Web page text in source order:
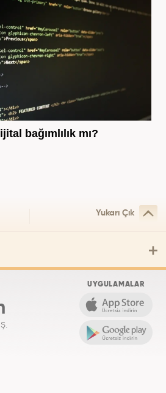
bağımlılık mı?
Yukarı Çık
UYGULAMALAR